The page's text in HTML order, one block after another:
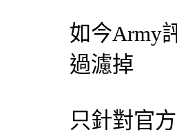
如今Army
過濾掉
只針對官